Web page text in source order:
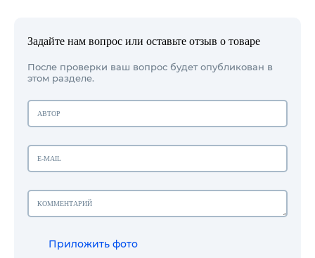
Задайте нам вопрос или оставьте отзыв о товаре
После проверки ваш вопрос будет опубликован в
этом разделе.
Приложить фото